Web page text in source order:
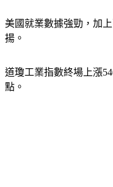
美國就業數據強勁，加
揚。
道瓊工業指數終場上漲
點。